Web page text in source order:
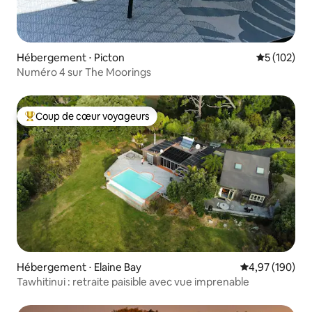
Hébergement ⋅ Picton Évaluation
5 (102)
Numéro 4 sur The Moorings
Coups de cœur voyageurs les plus appréciés
Coup de cœur voyageurs
Hébergement ⋅ Elaine Bay Évaluation
4,97 (190)
Tawhitinui : retraite paisible avec vue imprenable